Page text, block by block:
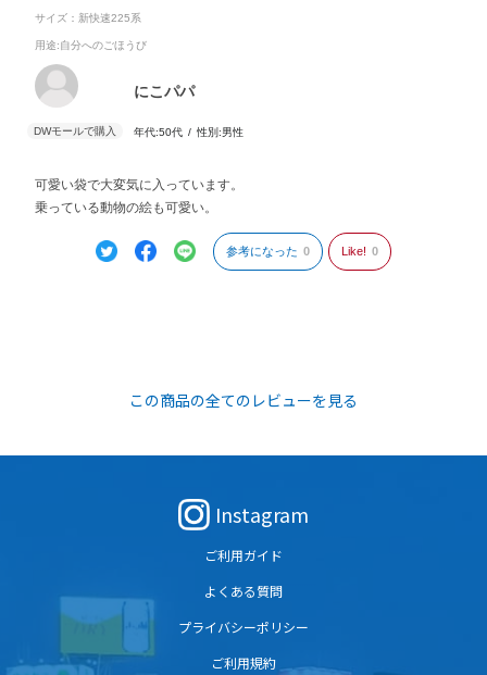
サイズ：新快速225系
用途:自分へのごほうび
にこパパ
年代:50代 性別:男性
可愛い袋で大変気に入っています。
乗っている動物の絵も可愛い。
参考になった 0 Like! 0
この商品の全てのレビューを見る
Instagram
ご利用ガイド
よくある質問
プライバシーポリシー
ご利用規約